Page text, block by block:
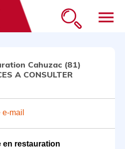
menu
Cahuzac (81)
A CONSULTER
mail
en restauration